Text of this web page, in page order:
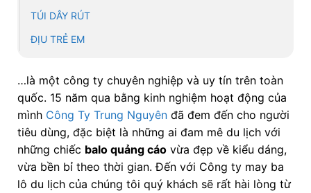
TÚI DÂY RÚT
ĐỊU TRẺ EM
…là một công ty chuyên nghiệp và uy tín trên toàn
quốc. 15 năm qua bằng kinh nghiệm hoạt động của
mình Công Ty Trung Nguyênđã đem đến cho người
tiêu dùng, đặc biệt là những ai đam mê du lịch với
những chiếc balo quảng cáovừa đẹp về kiểu dáng,
vừa bền bỉ theo thời gian. Đến với Công ty may ba
lô du lịch của chúng tôi quý khách sẽ rất hài lòng từ